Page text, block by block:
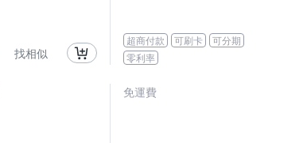
找相似
超商付款 可刷卡
可分期
零利率
免運費